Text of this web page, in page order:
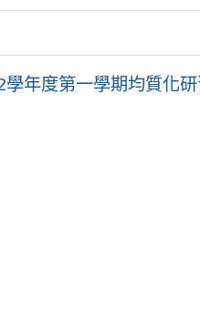
年度第一學期均質化研